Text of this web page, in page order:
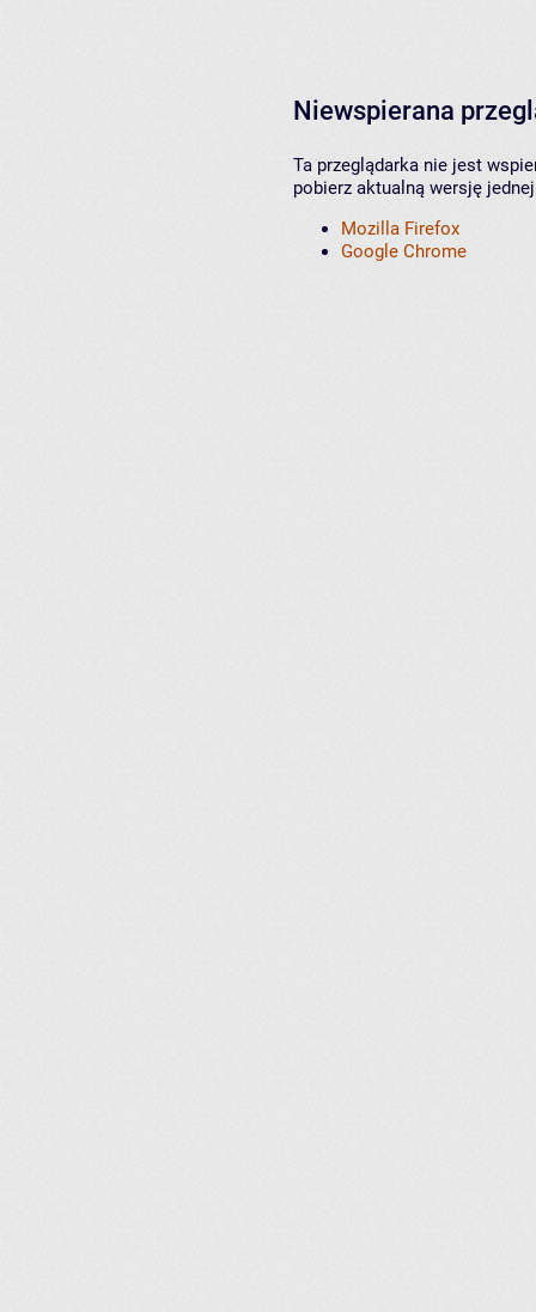
Niewspierana
Ta przeglądarka nie jest
pobierz aktualną wersję
Mozilla Firefox
Google Chrome